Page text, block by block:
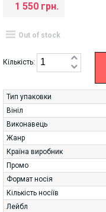
1 550 грн.
Out of stock
Кількість:
Тип упаковки
Вініл
Виконавець
Жанр
Країна виробник
Промо
Формат носія
Кількість носіїв
Лейбл